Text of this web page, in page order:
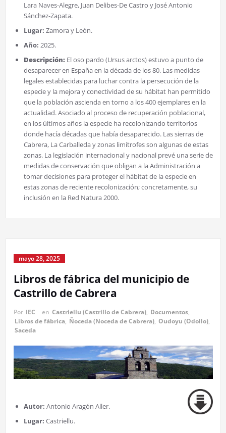
Lara Naves-Alegre, Juan Delibes-De Castro y José Antonio
Sánchez-Zapata.
Lugar: Zamora y León.
Año: 2025.
Descripción: El oso pardo (Ursus arctos) estuvo a punto de
desaparecer en España en la década de los 80. Las medidas
legales establecidas para luchar contra la persecución de la
especie y la mejora y conectividad de su hábitat han permitido
que la población ascienda en torno a los 400 ejemplares en la
actualidad. Asociado al proceso de recuperación poblacional,
en los últimos años la especie ha recolonizando territorios
donde hacía décadas que había desaparecido. Las sierras de
Cabrera, La Carballeda y zonas limítrofes son algunas de estas
zonas. La legislación internacional y nacional prevé una serie de
medidas de conservación que obligan a la Administración a
tomar decisiones para proteger el hábitat de la especie en
estas zonas de reciente recolonización; concretamente, su
inclusión en la Red Natura 2000.
mayo 28, 2025
Libros de fábrica del municipio de
Castrillo de Cabrera
Por IEC en Castriellu (Castrillo de Cabrera), Documentos,
Libros de fábrica, Ñoceda (Noceda de Cabrera), Oudoyu (Odollo),
Saceda
Autor: Antonio Aragón Aller.
Lugar: Castriellu.